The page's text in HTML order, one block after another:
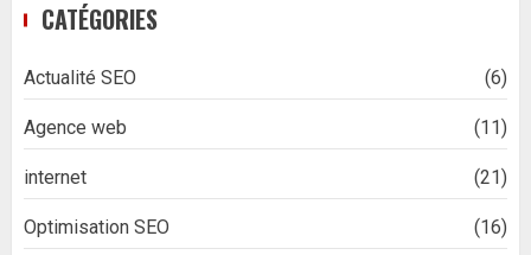
CATÉGORIES
Actualité SEO (6)
Agence web (11)
internet (21)
Optimisation SEO (16)